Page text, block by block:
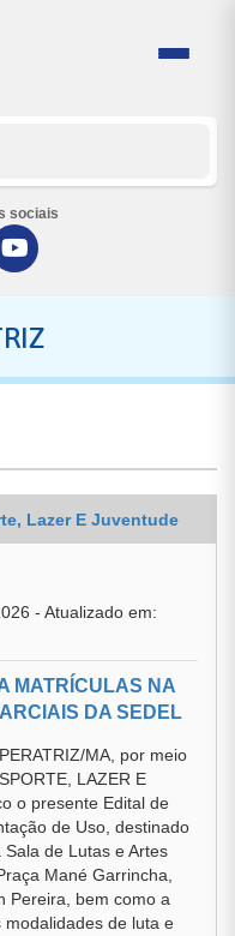
sociais
Lazer E Juventude
- Atualizado em:
MATRÍCULAS NA
DA SEDEL
MA, por meio
LAZER E
o presente Edital de
de Uso, destinado
de Lutas e Artes
Mané Garrincha,
Pereira, bem como a
de luta e